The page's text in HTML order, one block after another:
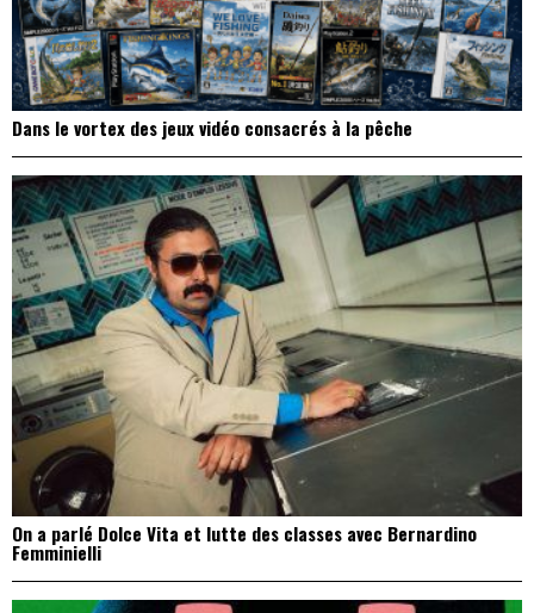
Dans le vortex des jeux vidéo consacrés à la pêche
On a parlé Dolce Vita et lutte des classes avec Bernardino
Femminielli